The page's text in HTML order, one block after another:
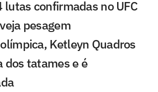
lutas confirmadas no UFC
pesagem
Ketleyn Quadros
dos tatames e é